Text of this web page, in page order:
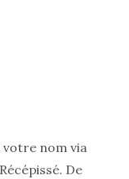
nom via
De